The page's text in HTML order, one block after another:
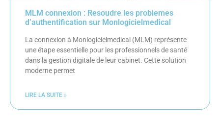
MLM connexion : Resoudre les problemes
d’authentification sur Monlogicielmedical
La connexion à Monlogicielmedical (MLM) représente
une étape essentielle pour les professionnels de santé
dans la gestion digitale de leur cabinet. Cette solution
moderne permet
LIRE LA SUITE »